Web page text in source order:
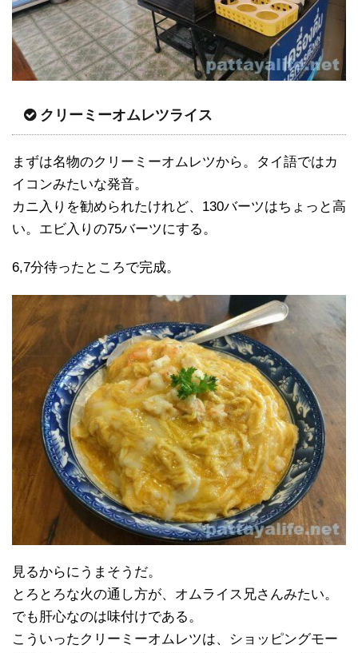
クリーミーオムレツライス
まずは名物のクリーミーオムレツから。タイ語ではカ
イコンみたいな発音。
カニ入りを勧められたけれど、130バーツはちょっと高
い。エビ入りの75バーツにする。
6,7分待ったところで完成。
見るからにうまそうだ。
とろとろな火の通し方が、オムライス兄さんみたい。
でも肝心なのは味付けである。
こういったクリーミーオムレツは、ショッピングモー